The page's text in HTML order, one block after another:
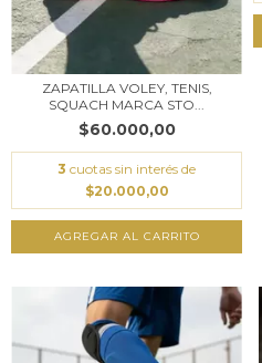
ZAPATILLA VOLEY, TENIS,
SQUACH MARCA STO...
$60.000,00
3 cuotas sin interés de
$20.000,00
AGREGAR AL CARRITO